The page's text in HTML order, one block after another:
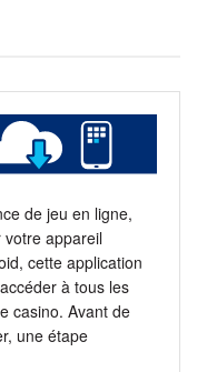
de jeu en ligne,
votre appareil
cette application
à tous les
casino. Avant de
une étape